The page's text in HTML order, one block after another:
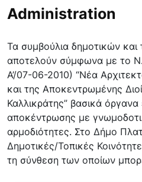
Administration
Τα συμβούλια δημοτικών
αποτελούν σύμφωνα με το
Α’/07-06-2010) “Νέα
και της Αποκεντρωμένης
Καλλικράτης” βασικά όργανα
αποκέντρωσης με
αρμοδιότητες. Στο Δήμο
Δημοτικές/Τοπικές
τη σύνθεση των οποίων